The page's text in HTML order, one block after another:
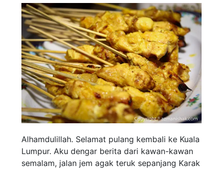
Alhamdulillah. Selamat pulang kembali ke Kuala
Lumpur. Aku dengar berita dari kawan-kawan
semalam, jalan jem agak teruk sepanjang Karak